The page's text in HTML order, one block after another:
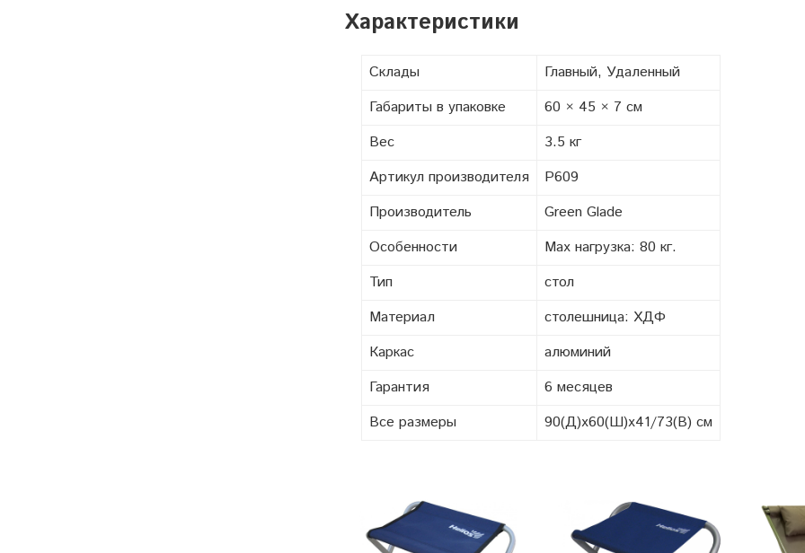
Характеристики
Склады
Главный, Удаленный
Габариты в упаковке
60 × 45 × 7 см
Вес
3.5 кг
Артикул производителя
Р609
Производитель
Green Glade
Особенности
Max нагрузка: 80 кг.
Тип
стол
Материал
столешница: ХДФ
Каркас
aлюминий
Гарантия
6 месяцев
Все размеры
90(Д)x60(Ш)x41/73(В) см